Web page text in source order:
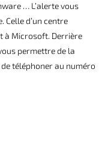
… L’alerte vous
Celle d’un centre
à Microsoft. Derrière
permettre de la
téléphoner au numéro